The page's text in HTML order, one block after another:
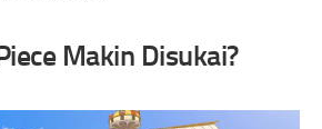
Makin Disukai?